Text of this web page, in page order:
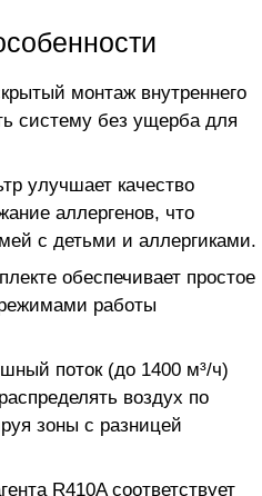
монтаж внутреннего
систему без ущерба для
улучшает качество
аллергенов, что
с детьми и аллергиками.
обеспечивает простое
работы
поток (до 1400 м³/ч)
воздух по
зоны с разницей
R410A соответствует